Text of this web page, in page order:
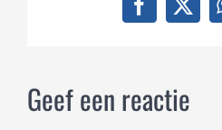
Facebook
X
Geef een reactie